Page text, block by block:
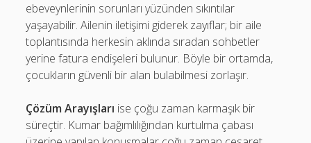
ebeveynlerinin sorunları yüzünden sıkıntılar
yaşayabilir. Ailenin iletişimi giderek zayıflar; bir aile
toplantısında herkesin aklında sıradan sohbetler
yerine fatura endişeleri bulunur. Böyle bir ortamda,
çocukların güvenli bir alan bulabilmesi zorlaşır.
Çözüm Arayışları ise çoğu zaman karmaşık bir
süreçtir. Kumar bağımlılığından kurtulma çabası